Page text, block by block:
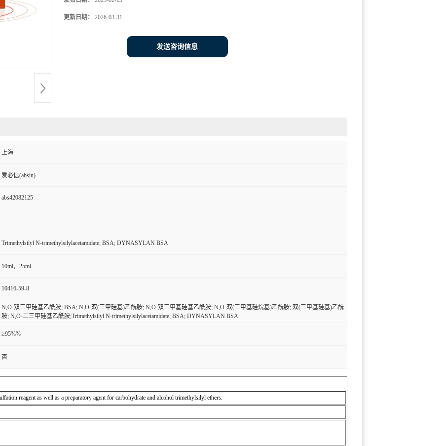
更新日期： 2026-03-31
发送咨询信息
上海
爱必信(absin)
abs42082125
-
Trimethylsilyl N-trimethylsilylacetamidate; BSA; DYNASYLAN BSA
10ml，25ml
10416-59-8
N,O-双三甲硅基乙酰胺; BSA; N,O-双(三甲硅基)乙酰胺; N,O-双三甲基硅基乙酰胺; N,O-双(三甲基硅烷基)乙酰胺; 双(三甲基硅基)乙酰
胺; N,O-二三甲硅基乙酰胺;Trimethylsilyl N-trimethylsilylacetamidate; BSA; DYNASYLAN BSA
≥95%%
否
reagent as well as a preparatory agent for carbohydrate and alcohol trimethylsilyl ethers.